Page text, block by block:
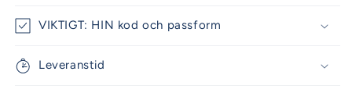
VIKTIGT: HIN kod och passform
Leveranstid